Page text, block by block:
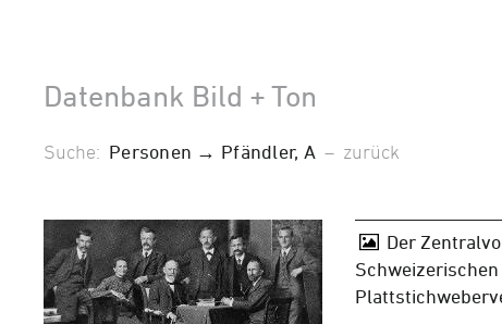
Datenbank Bild + Ton
Suche: Personen → Pfändler, A – zurück
Der
Schweizerischen